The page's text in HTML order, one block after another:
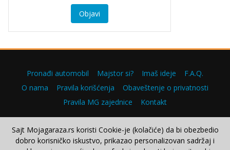
Objavi
Pronađi automobil Majstor si? Imaš ideje
F.A.Q.
O nama
Pravila korišćenja
Obaveštenje o privatnosti
Pravila MG zajednice
Kontakt
Copyright © 2000–2026.
Sajt Mojagaraza.rs koristi Cookie-je (kolačiće) da bi obezbedio
dobro korisničko iskustvo, prikazao personalizovan sadržaj i